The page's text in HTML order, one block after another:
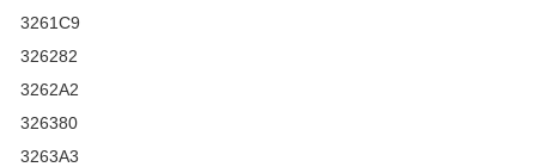
3261C9
326282
3262A2
326380
3263A3